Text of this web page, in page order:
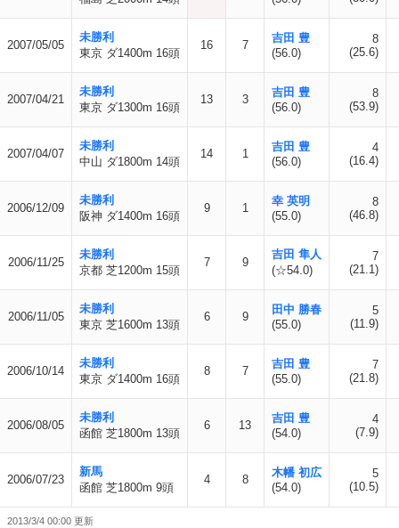
2007/05/05
未勝利
東京 ダ1400m 16頭
16 7
吉田 豊
(56.0)
8
(25.6)
2007/04/21
未勝利
東京 ダ1300m 16頭
13 3
吉田 豊
(56.0)
8
(53.9)
2007/04/07
未勝利
中山 ダ1800m 14頭
14 1
吉田 豊
(56.0)
4
(16.4)
2006/12/09
未勝利
阪神 ダ1400m 16頭
9 1
幸 英明
(55.0)
8
(46.8)
2006/11/25
未勝利
京都 芝1200m 15頭
7 9
吉田 隼人
(☆54.0)
7
(21.1)
2006/11/05
未勝利
東京 芝1600m 13頭
6 9
田中 勝春
(55.0)
5
(11.9)
2006/10/14
未勝利
東京 ダ1400m 16頭
8 7
吉田 豊
(55.0)
7
(21.8)
2006/08/05
未勝利
函館 芝1800m 13頭
6 13
吉田 豊
(54.0)
4
(7.9)
2006/07/23
新馬
函館 芝1800m 9頭
4 8
木幡 初広
(54.0)
5
(10.5)
2013/3/4 00:00 更新